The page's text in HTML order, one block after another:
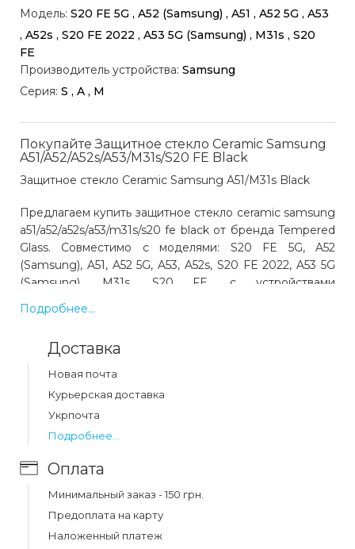
Модель: S20 FE 5G , A52 (Samsung) , A51 , A52 5G , A53
, A52s , S20 FE 2022 , A53 5G (Samsung) , M31s , S20
FE
Производитель устройства: Samsung
Серия: S , A , M
Покупайте Защитное стекло Ceramic Samsung
A51/A52/A52s/A53/M31s/S20 FE Black
Защитное стекло Ceramic Samsung A51/M31s Black
Предлагаем купить защитное стекло ceramic samsung
a51/a52/a52s/a53/m31s/s20 fe black от бренда Tempered
Glass. Совместимо с моделями: S20 FE 5G, A52
(Samsung), A51, A52 5G, A53, A52s, S20 FE 2022, A53 5G
(Samsung), M31s, S20 FE, с устройствами
производства Samsung. Цвет: черный. Код товара
06134. Выгодная цена и быстрая доставка по Украине.
Какая цена на защитное стекло ceramic
samsung a51/a52/a52s/a53/m31s/s20 fe black?
Цена на защитное стекло ceramic samsung
a51/a52/a52s/a53/m31s/s20 fe black составляет 81 грн.
Подробнее...
Доставка
Новая почта
Курьерская доставка
Укрпочта
Подробнее...
Оплата
Минимальный заказ - 150 грн.
Предоплата на карту
Наложенный платеж